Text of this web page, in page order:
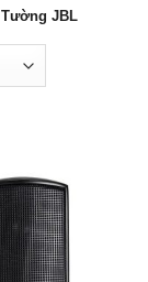
Tường JBL